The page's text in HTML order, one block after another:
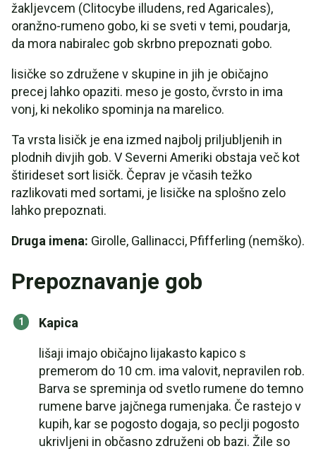
Recept: Gobe lisičke, pečene v Fondueju
žakljevcem (Clitocybe illudens, red Agaricales),
oranžno-rumeno gobo, ki se sveti v temi, poudarja,
da mora nabiralec gob skrbno prepoznati gobo.
lisičke so združene v skupine in jih je običajno
precej lahko opaziti. meso je gosto, čvrsto in ima
vonj, ki nekoliko spominja na marelico.
Ta vrsta lisičk je ena izmed najbolj priljubljenih in
plodnih divjih gob. V Severni Ameriki obstaja več kot
štirideset sort lisičk. Čeprav je včasih težko
razlikovati med sortami, je lisičke na splošno zelo
lahko prepoznati.
Druga imena: Girolle, Gallinacci, Pfifferling (nemško).
Prepoznavanje gob
Kapica
lišaji imajo običajno lijakasto kapico s
premerom do 10 cm. ima valovit, nepravilen rob.
Barva se spreminja od svetlo rumene do temno
rumene barve jajčnega rumenjaka. Če rastejo v
kupih, kar se pogosto dogaja, so peclji pogosto
ukrivljeni in občasno združeni ob bazi. Žile so